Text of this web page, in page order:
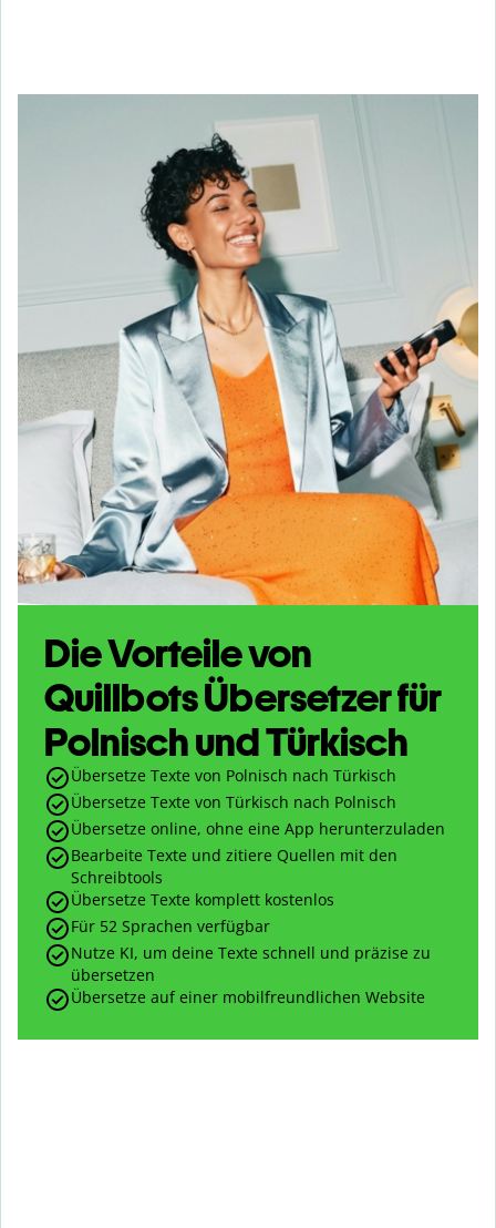
Die Vorteile von
Quillbots Übersetzer für
Polnisch und Türkisch
Übersetze Texte von Polnisch nach Türkisch
Übersetze Texte von Türkisch nach Polnisch
Übersetze online, ohne eine App herunterzuladen
Bearbeite Texte und zitiere Quellen mit den
Schreibtools
Übersetze Texte komplett kostenlos
Für 52 Sprachen verfügbar
Nutze KI, um deine Texte schnell und präzise zu
übersetzen
Übersetze auf einer mobilfreundlichen Website